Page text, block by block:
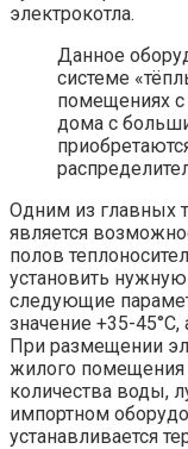
электрокотла.
Данное
системе
помещениях
дома с
Одним из главных
является
полов
установить
следующие
значение +35-45°С,
При размещении
жилого помещения
количества воды,
импортном
устанавливается